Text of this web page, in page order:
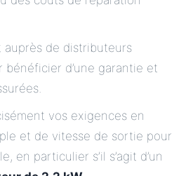
auprès de distributeurs
bénéficier d’une garantie et
vos exigences en
et de vitesse de sortie pour
en particulier s’il s’agit d’un